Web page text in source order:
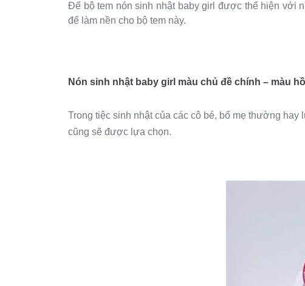
Để bộ tem nón sinh nhật baby girl được thể hiện với
để làm nền cho bộ tem này.
Nón sinh nhật baby girl màu chủ đề chính – màu
Trong tiệc sinh nhật của các cô bé, bố mẹ thường
cũng sẽ được lựa chọn.